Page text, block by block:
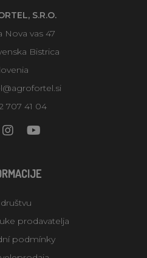
S.R.O.
Nova vas 47
Bistrica
707 41 04
prodavatelja
podmínky